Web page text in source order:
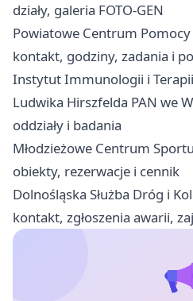
działy, galeria FOTO-GEN
Powiatowe Centrum Pomocy
kontakt, godziny, zadania i
Instytut Immunologii i
Ludwika Hirszfelda PAN we
oddziały i badania
Młodzieżowe Centrum
obiekty, rezerwacje i cennik
Dolnośląska Służba Dróg i
kontakt, zgłoszenia awarii,